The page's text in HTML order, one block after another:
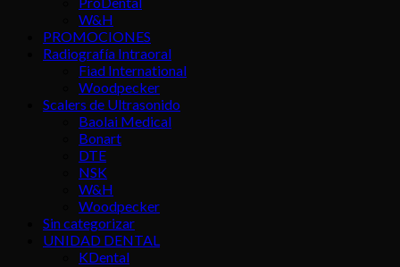
W&H
PROMOCIONES
Radiografía Intraoral
Fiad International
Woodpecker
Scalers de Ultrasonido
Baolai Medical
Bonart
DTE
NSK
W&H
Woodpecker
Sin categorizar
UNIDAD DENTAL
KDental